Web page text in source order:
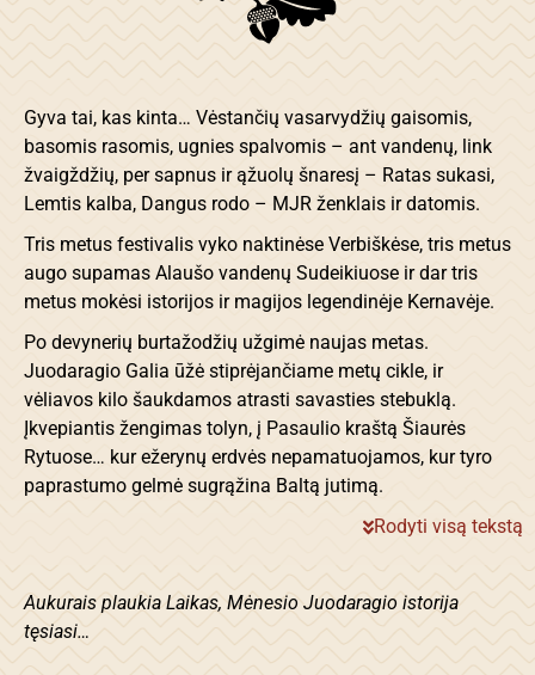
Gyva tai, kas kinta… Vėstančių vasarvydžių gaisomis,
basomis rasomis, ugnies spalvomis – ant vandenų, link
žvaigždžių, per sapnus ir ąžuolų šnaresį – Ratas sukasi,
Lemtis kalba, Dangus rodo – MJR ženklais ir datomis.
Tris metus festivalis vyko naktinėse Verbiškėse, tris metus
augo supamas Alaušo vandenų Sudeikiuose ir dar tris
metus mokėsi istorijos ir magijos legendinėje Kernavėje.
Po devynerių burtažodžių užgimė naujas metas.
Juodaragio Galia ūžė stiprėjančiame metų cikle, ir
vėliavos kilo šaukdamos atrasti savasties stebuklą.
Įkvepiantis žengimas tolyn, į Pasaulio kraštą Šiaurės
Rytuose… kur ežerynų erdvės nepamatuojamos, kur tyro
paprastumo gelmė sugrąžina Baltą jutimą.
Rodyti visą tekstą
Aukurais plaukia Laikas, Mėnesio Juodaragio istorija
tęsiasi…